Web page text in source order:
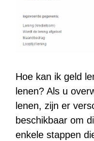
Hoe kan ik geld
lenen? Als u
lenen, zijn er
beschikbaar om
enkele stappen